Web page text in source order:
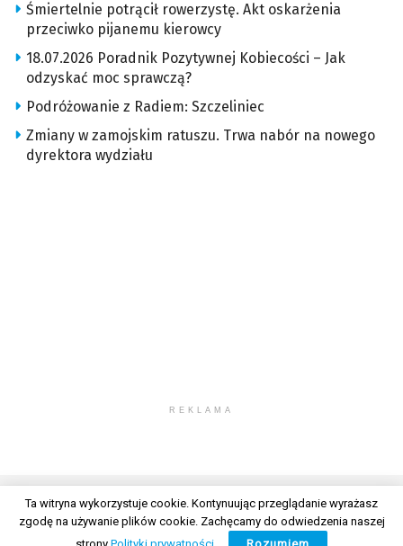
Śmiertelnie potrącił rowerzystę. Akt oskarżenia
przeciwko pijanemu kierowcy
18.07.2026 Poradnik Pozytywnej Kobiecości – Jak
odzyskać moc sprawczą?
Podróżowanie z Radiem: Szczeliniec
Zmiany w zamojskim ratuszu. Trwa nabór na nowego
dyrektora wydziału
REKLAMA
© 2026 Wszelkie prawa zastrzeżone. Radio Lublin S.A. w likwidacji
Ta witryna wykorzystuje cookie. Kontynuując przeglądanie wyrażasz
zgodę na używanie plików cookie. Zachęcamy do odwiedzenia naszej